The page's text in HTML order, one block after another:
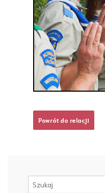
Powrót do relacji